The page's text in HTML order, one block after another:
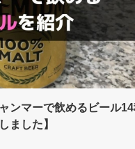
ンマーで飲めるビール
ました】